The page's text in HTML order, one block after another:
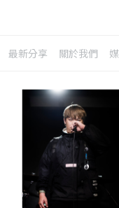
最新分享 關於我們